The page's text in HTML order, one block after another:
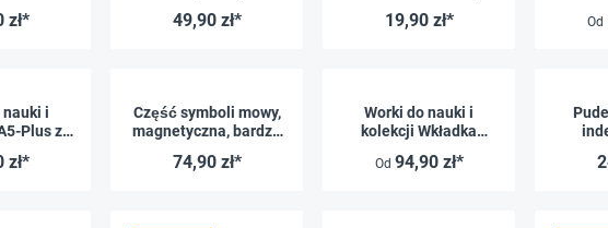
zł* 49,90 zł* 19,90 zł* Od
nauki i
Plus z
10 szt.
zł*
Część symboli mowy,
magnetyczna, bardzo
74,90 zł*
Worki do nauki i
kolekcji Wkładka
kolorowymi
Od 94,90 zł*